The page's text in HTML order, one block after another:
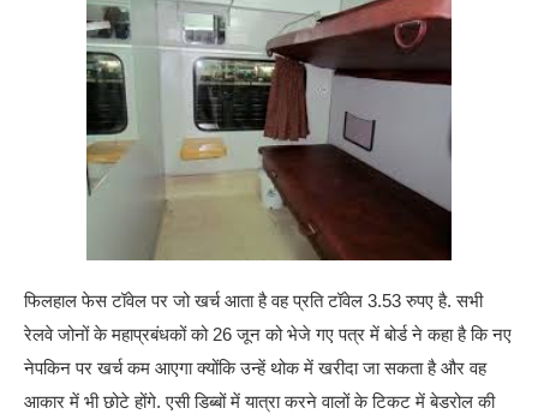
फिलहाल फेस टॉवेल पर जो खर्च आता है वह प्रति टॉवेल 3.53 रुपए है. सभी
रेलवे जोनों के महाप्रबंधकों को 26 जून को भेजे गए पत्र में बोर्ड ने कहा है कि नए
नेपकिन पर खर्च कम आएगा क्योंकि उन्हें थोक में खरीदा जा सकता है और वह
आकार में भी छोटे होंगे. एसी डिब्बों में यात्रा करने वालों के टिकट में बेडरोल की